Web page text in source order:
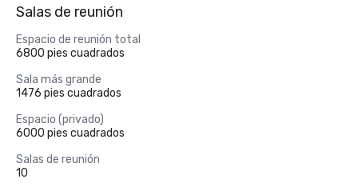
Salas de reunión
Espacio de reunión total
6800 pies cuadrados
Sala más grande
1476 pies cuadrados
Espacio (privado)
6000 pies cuadrados
Salas de reunión
10